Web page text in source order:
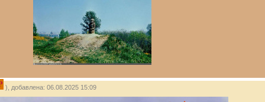
), добавлена: 06.08.2025 15:09